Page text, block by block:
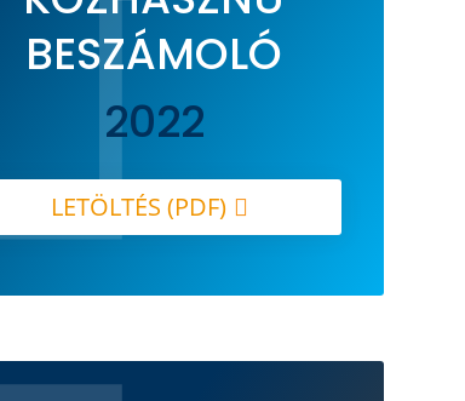
BESZÁMOLÓ
2022
LETÖLTÉS (PDF)